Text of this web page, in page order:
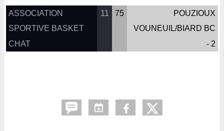
ASSOCIATION
SPORTIVE BASKET
CHAT
11 75
POUZIOUX
VOUNEUIL/BIARD BC
- 2